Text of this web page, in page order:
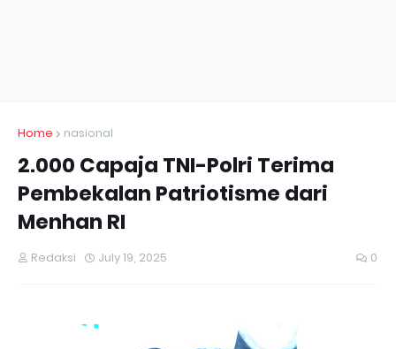
Home nasional
2.000 Capaja TNI-Polri Terima
Pembekalan Patriotisme dari
Menhan RI
Redaksi July 19, 2025 0